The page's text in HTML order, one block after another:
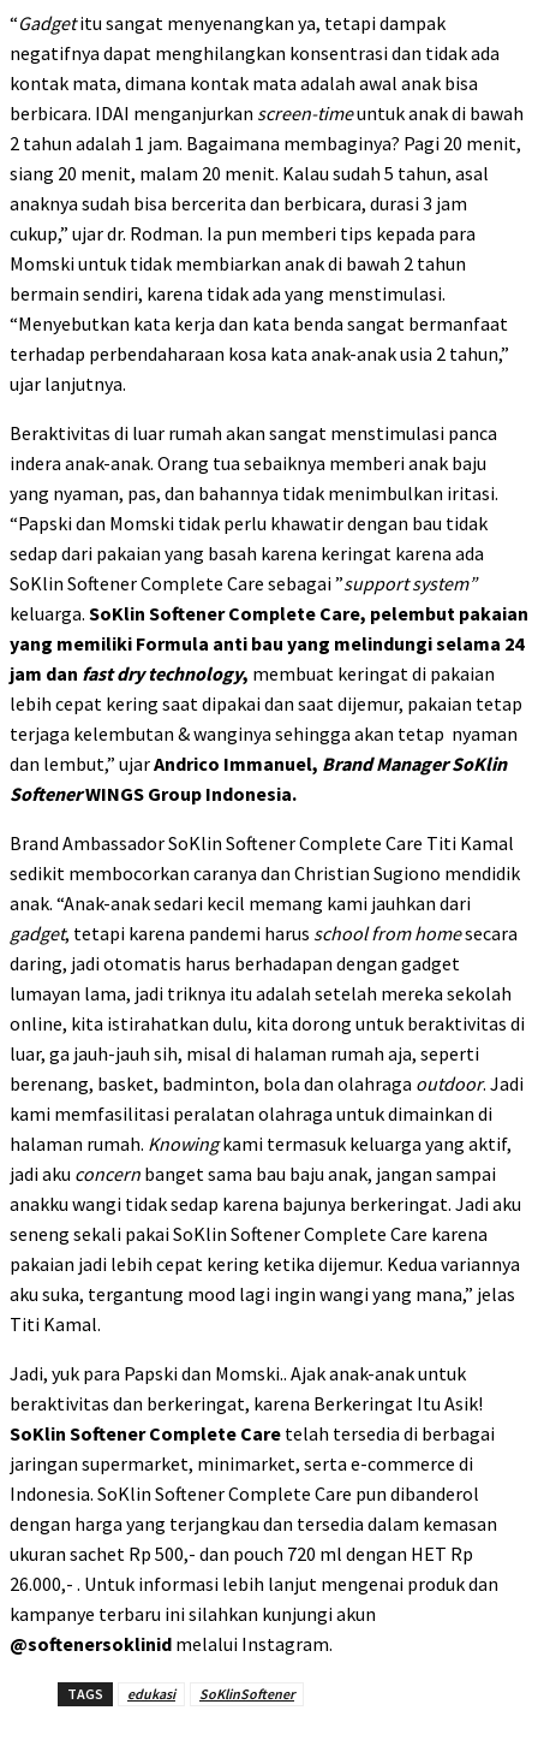
“Gadgetitu sangat menyenangkan ya, tetapi dampak
negatifnya dapat menghilangkan konsentrasi dan tidak ada
kontak mata, dimana kontak mata adalah awal anak bisa
berbicara. IDAI menganjurkan screen-timeuntuk anak di bawah
2 tahun adalah 1 jam. Bagaimana membaginya? Pagi 20 menit,
siang 20 menit, malam 20 menit. Kalau sudah 5 tahun, asal
anaknya sudah bisa bercerita dan berbicara, durasi 3 jam
cukup,” ujar dr. Rodman. Ia pun memberi tips kepada para
Momski untuk tidak membiarkan anak di bawah 2 tahun
bermain sendiri, karena tidak ada yang menstimulasi.
“Menyebutkan kata kerja dan kata benda sangat bermanfaat
terhadap perbendaharaan kosa kata anak-anak usia 2 tahun,”
ujar lanjutnya.
Beraktivitas di luar rumah akan sangat menstimulasi panca
indera anak-anak. Orang tua sebaiknya memberi anak baju
yang nyaman, pas, dan bahannya tidak menimbulkan iritasi.
“Papski dan Momski tidak perlu khawatir dengan bau tidak
sedap dari pakaian yang basah karena keringat karena ada
SoKlin Softener Complete Care sebagai ”support system”
keluarga. SoKlin Softener Complete Care, pelembut pakaian
yang memiliki Formula anti bau yang melindungi selama 24
jam dan fast dry technology, membuat keringat di pakaian
lebih cepat kering saat dipakai dan saat dijemur, pakaian tetap
terjaga kelembutan & wanginya sehingga akan tetap nyaman
dan lembut,” ujarAndrico Immanuel, Brand Manager SoKlin
SoftenerWINGS Group Indonesia.
Brand Ambassador SoKlin Softener Complete Care Titi Kamal
sedikit membocorkan caranya dan Christian Sugiono mendidik
anak. “Anak-anak sedari kecil memang kami jauhkan dari
gadget, tetapi karena pandemi harus school from homesecara
daring, jadi otomatis harus berhadapan dengan gadget
lumayan lama, jadi triknya itu adalah setelah mereka sekolah
online, kita istirahatkan dulu, kita dorong untuk beraktivitas di
luar, ga jauh-jauh sih, misal di halaman rumah aja, seperti
berenang, basket, badminton, bola dan olahraga outdoor. Jadi
kami memfasilitasi peralatan olahraga untuk dimainkan di
halaman rumah. Knowingkami termasuk keluarga yang aktif,
jadi aku concern banget sama bau baju anak, jangan sampai
anakku wangi tidak sedap karena bajunya berkeringat. Jadi aku
seneng sekali pakai SoKlin Softener Complete Care karena
pakaian jadi lebih cepat kering ketika dijemur. Kedua variannya
aku suka, tergantung mood lagi ingin wangi yang mana,” jelas
Titi Kamal.
Jadi, yuk para Papski dan Momski.. Ajak anak-anak untuk
beraktivitas dan berkeringat, karena Berkeringat Itu Asik!
SoKlin Softener Complete Care telah tersedia di berbagai
jaringan supermarket, minimarket, serta e-commerce di
Indonesia. SoKlin Softener Complete Care pun dibanderol
dengan harga yang terjangkau dan tersedia dalam kemasan
ukuran sachet Rp 500,- dan pouch 720 ml dengan HET Rp
26.000,- . Untuk informasi lebih lanjut mengenai produk dan
kampanye terbaru ini silahkan kunjungi akun
@softenersoklinid melalui Instagram.
TAGS edukasi SoKlinSoftener